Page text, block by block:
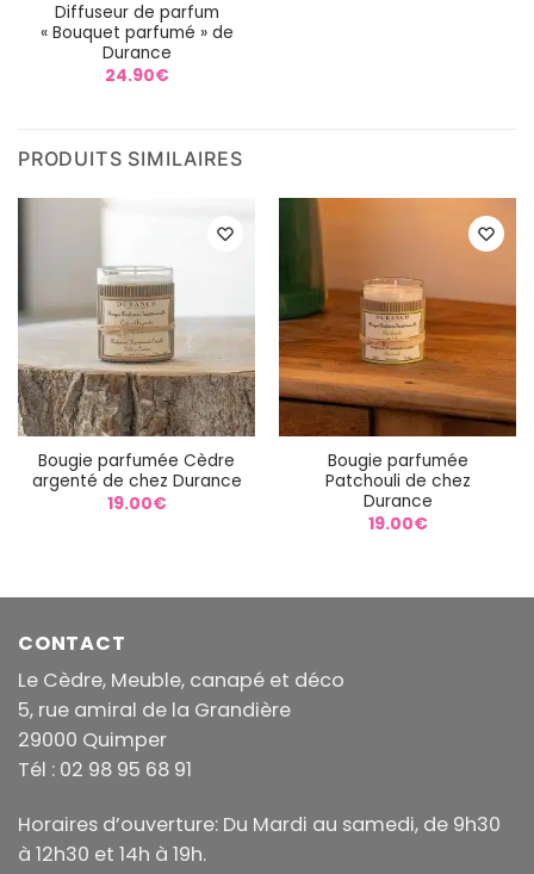
Diffuseur de parfum
« Bouquet parfumé » de
Durance
24.90€
PRODUITS SIMILAIRES
Bougie parfumée Cèdre
argenté de chez Durance
19.00€
Bougie parfumée
Patchouli de chez
Durance
19.00€
CONTACT
Le Cèdre, Meuble, canapé et déco
5, rue amiral de la Grandière
29000 Quimper
Tél : 02 98 95 68 91
Horaires d’ouverture: Du Mardi au samedi, de 9h30
à 12h30 et 14h à 19h.